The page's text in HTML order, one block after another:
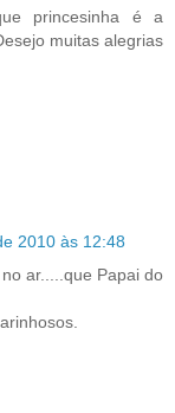
princesinha é a
muitas alegrias
2010 às 12:48
ar.....que Papai do